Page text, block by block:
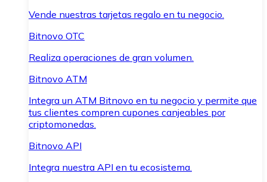
Vende nuestras tarjetas regalo en tu negocio.
Bitnovo OTC
Realiza operaciones de gran volumen.
Bitnovo ATM
Integra un ATM Bitnovo en tu negocio y permite que
tus clientes compren cupones canjeables por
criptomonedas.
Bitnovo API
Integra nuestra API en tu ecosistema.